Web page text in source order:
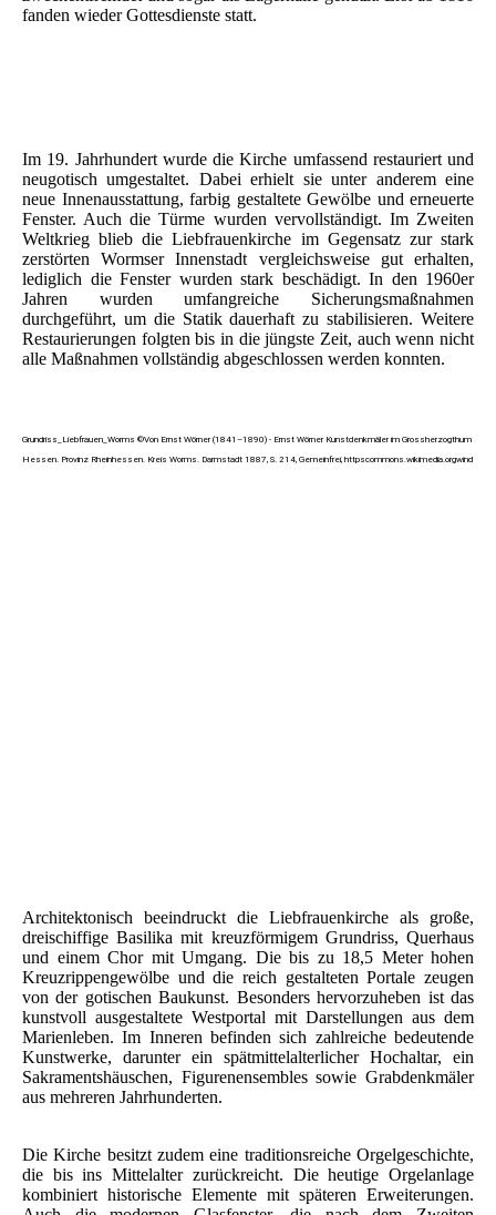
fanden wieder Gottesdienste statt.
Im 19. Jahrhundert wurde die Kirche umfassend restauriert und
neugotisch umgestaltet. Dabei erhielt sie unter anderem eine
neue Innenausstattung, farbig gestaltete Gewölbe und erneuerte
Fenster. Auch die Türme wurden vervollständigt. Im Zweiten
Weltkrieg blieb die Liebfrauenkirche im Gegensatz zur stark
zerstörten Wormser Innenstadt vergleichsweise gut erhalten,
lediglich die Fenster wurden stark beschädigt. In den 1960er
Jahren wurden umfangreiche Sicherungsmaßnahmen
durchgeführt, um die Statik dauerhaft zu stabilisieren. Weitere
Restaurierungen folgten bis in die jüngste Zeit, auch wenn nicht
alle Maßnahmen vollständig abgeschlossen werden konnten.
Grundriss_Liebfrauen_Worms ©Von Ernst Wörner (1841–1890) - Ernst Wörner Kunstdenkmäler im Grossherzogthum
Hessen. Provinz Rheinhessen. Kreis Worms. Darmstadt 1887, S. 214, Gemeinfrei, httpscommons.wikimedia.orgwind
Architektonisch beeindruckt die Liebfrauenkirche als große,
dreischiffige Basilika mit kreuzförmigem Grundriss, Querhaus
und einem Chor mit Umgang. Die bis zu 18,5 Meter hohen
Kreuzrippengewölbe und die reich gestalteten Portale zeugen
von der gotischen Baukunst. Besonders hervorzuheben ist das
kunstvoll ausgestaltete Westportal mit Darstellungen aus dem
Marienleben. Im Inneren befinden sich zahlreiche bedeutende
Kunstwerke, darunter ein spätmittelalterlicher Hochaltar, ein
Sakramentshäuschen, Figurenensembles sowie Grabdenkmäler
aus mehreren Jahrhunderten.
Die Kirche besitzt zudem eine traditionsreiche Orgelgeschichte,
die bis ins Mittelalter zurückreicht. Die heutige Orgelanlage
kombiniert historische Elemente mit späteren Erweiterungen.